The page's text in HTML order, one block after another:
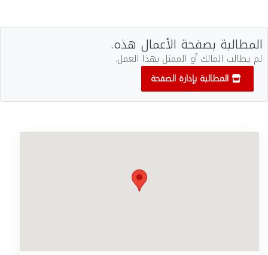
المطالبة بصفحة الأعمال هذه.
لم يطالب المالك أو الممثل بهذا العمل.
المطالبة بإدارة الصفحة